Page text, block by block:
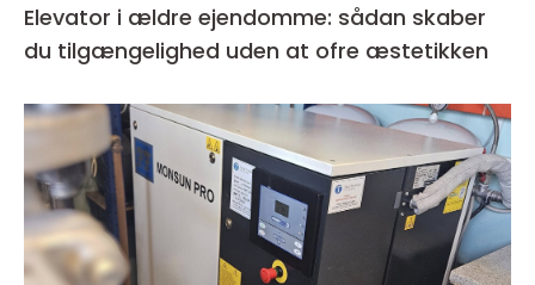
Elevator i ældre ejendomme: sådan skaber
du tilgængelighed uden at ofre æstetikken